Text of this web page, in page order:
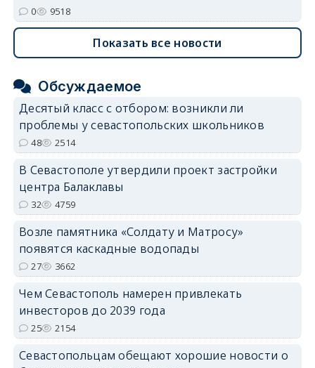
0 9518
Показать все новости
Обсуждаемое
Десятый класс с отбором: возникли ли
проблемы у севастопольских школьников
48 2514
В Севастополе утвердили проект застройки
центра Балаклавы
32 4759
Возле памятника «Солдату и Матросу»
появятся каскадные водопады
27 3662
Чем Севастополь намерен привлекать
инвесторов до 2039 года
25 2154
Севастопольцам обещают хорошие новости о